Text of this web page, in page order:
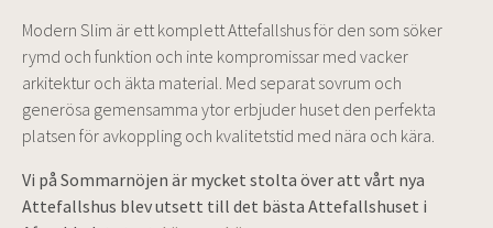
Modern Slim är ett komplett Attefallshus för den som söker
rymd och funktion och inte kompromissar med vacker
arkitektur och äkta material. Med separat sovrum och
generösa gemensamma ytor erbjuder huset den perfekta
platsen för avkoppling och kvalitetstid med nära och kära.
Vi på Sommarnöjen är mycket stolta över att vårt nya
Attefallshus blev utsett till det bästa Attefallshuset i